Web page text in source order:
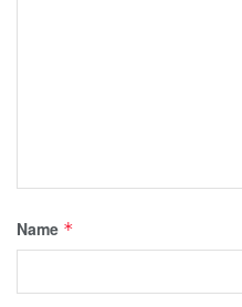
Name *